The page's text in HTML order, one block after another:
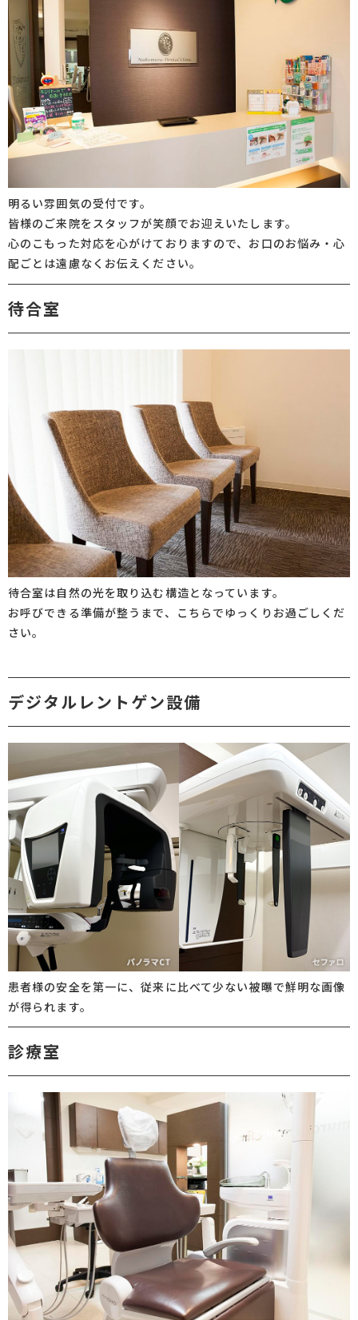
明るい雰囲気の受付です。
皆様のご来院をスタッフが笑顔でお迎えいたします。
心のこもった対応を心がけておりますので、お口のお悩み・心
配ごとは遠慮なくお伝えください。
待合室
待合室は自然の光を取り込む構造となっています。
お呼びできる準備が整うまで、こちらでゆっくりお過ごしくだ
さい。
デジタルレントゲン設備
患者様の安全を第一に、従来に比べて少ない被曝で鮮明な画像
が得られます。
診療室